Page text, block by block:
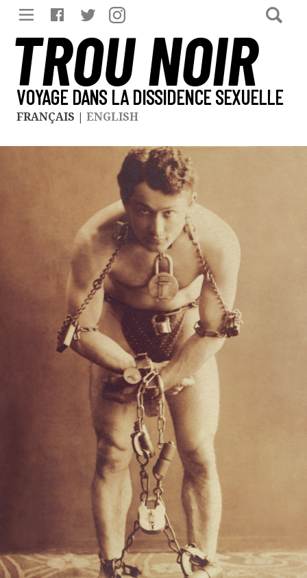
TROU NOIR
VOYAGE DANS LA DISSIDENCE SEXUELLE
FRANÇAIS | ENGLISH